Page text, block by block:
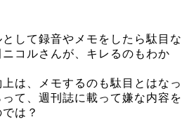
して録音やメモをしたら駄目な
コルさんが、キレるのもわか
は、メモするのも駄目とはなっ
て、週刊誌に載って嫌な内容を
は？